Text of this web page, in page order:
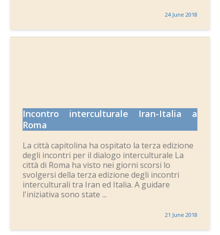
24 June 2018
Incontro interculturale Iran-Italia a
Roma
La città capitolina ha ospitato la terza edizione
degli incontri per il dialogo interculturale La
città di Roma ha visto nei giorni scorsi lo
svolgersi della terza edizione degli incontri
interculturali tra Iran ed Italia. A guidare
l'iniziativa sono state ...
21 June 2018